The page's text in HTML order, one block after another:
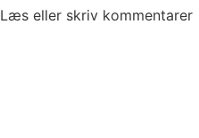
Læs eller skriv kommentarer